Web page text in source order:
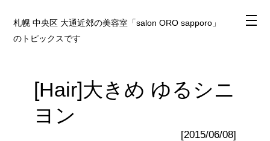
札幌 中央区 大通近郊の美容室「salon ORO sapporo」
のトピックスです
[Hair]大きめ ゆるシニ
ヨン
[2015/06/08]